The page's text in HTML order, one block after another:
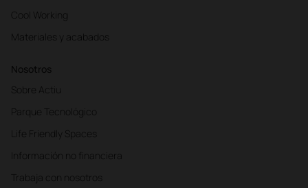
Cool Working
Materiales y acabados
Nosotros
Sobre Actiu
Parque Tecnológico
Life Friendly Spaces
Información no financiera
Trabaja con nosotros